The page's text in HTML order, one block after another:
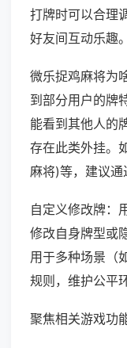
打牌时可以合理
好友间互动乐趣。
微乐捉鸡麻将为
到部分用户的牌
能看到其他人的
存在此类外挂。
麻将)等，建议通
自定义修改牌：
修改自身牌型或
用于多种场景（
规则，维护公平
聚焦相关游戏功